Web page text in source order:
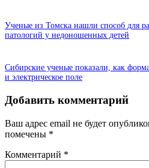
Ученые из Томска нашли способ для
патологий у недоношенных детей
Сибирские ученые показали, как
и электрическое поле
Добавить комментарий
Ваш адрес email не будет
помечены *
Комментарий *